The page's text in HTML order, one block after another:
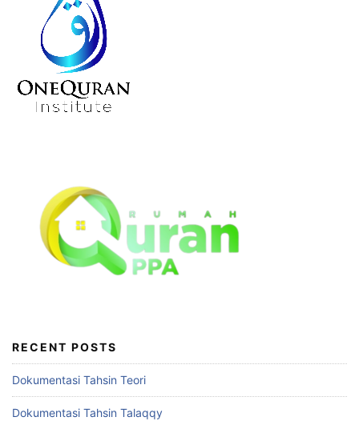
RECENT POSTS
Dokumentasi Tahsin Teori
Dokumentasi Tahsin Talaqqy